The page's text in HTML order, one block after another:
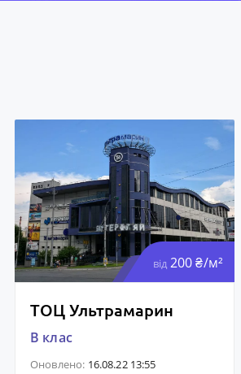
від 200 ₴/м²
ТОЦ Ультрамарин
B клас
Оновлено: 16.08.22 13:55